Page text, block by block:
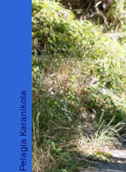
Pelagia Karanikola